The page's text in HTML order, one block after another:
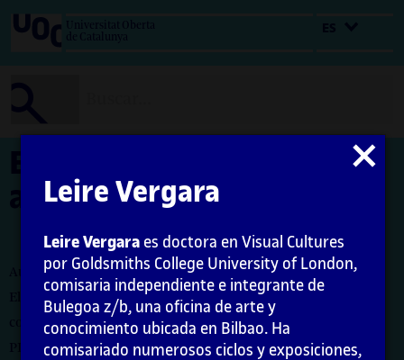
Universitat Oberta
de Catalunya
El comisariado y la
autoorganización
Autora: Leire Vergara
El encargo y la creación de este material docente han sido
coordinados por la profesora: Maria Iñigo
PID_00276570
Cerrar
Leire Vergara
Leire Vergara es doctora en Visual Cultures
por Goldsmiths College University of London,
comisaria independiente e integrante de
Bulegoa z/b, una oficina de arte y
conocimiento ubicada en Bilbao. Ha
comisariado numerosos ciclos y exposiciones,